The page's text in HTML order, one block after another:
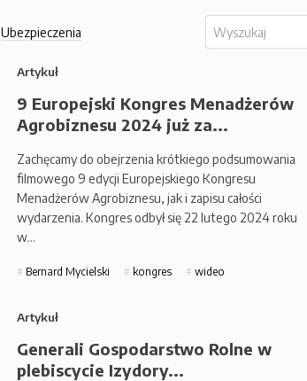
Ubezpieczenia
Artykuł
9 Europejski Kongres Menadżerów
Agrobiznesu 2024 już za...
Zachęcamy do obejrzenia krótkiego podsumowania
filmowego 9 edycji Europejskiego Kongresu
Menadżerów Agrobiznesu, jak i zapisu całości
wydarzenia. Kongres odbył się 22 lutego 2024 roku
w…
Bernard Mycielski kongres wideo
Artykuł
Generali Gospodarstwo Rolne w
plebiscycie Izydory...